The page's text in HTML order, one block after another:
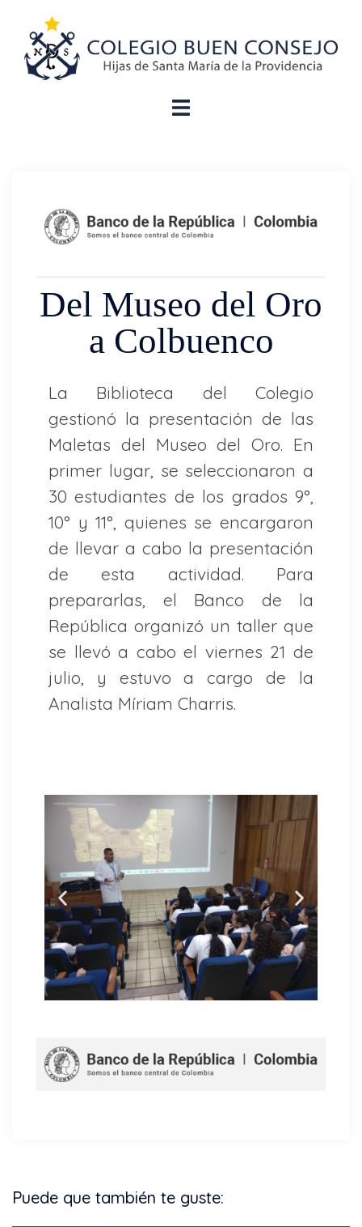
Del Museo del Oro
a Colbuenco
La Biblioteca del Colegio
gestionó la presentación de las
Maletas del Museo del Oro. En
primer lugar, se seleccionaron a
30 estudiantes de los grados 9°,
10° y 11°, quienes se encargaron
de llevar a cabo la presentación
de esta actividad. Para
prepararlas, el Banco de la
República organizó un taller que
se llevó a cabo el viernes 21 de
julio, y estuvo a cargo de la
Analista Míriam Charris.
Puede que también te guste: